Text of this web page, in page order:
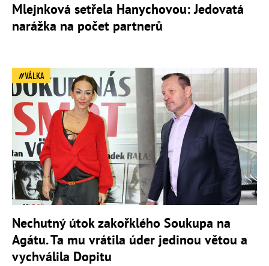
Mlejnková setřela Hanychovou: Jedovatá
narážka na počet partnerů
VÁLKA
Nechutný útok zakořklého Soukupa na
Agátu. Ta mu vrátila úder jedinou větou a
vychválila Dopitu